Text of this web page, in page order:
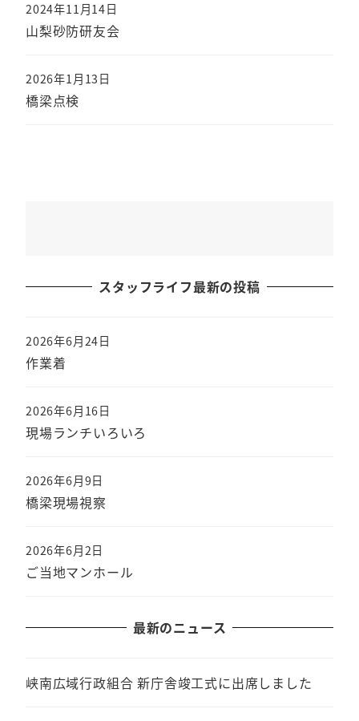
山梨砂防研友会
2024年11月14日
橋梁点検
2026年1月13日
スタッフライフ最新の投稿
作業着
2026年6月24日
現場ランチいろいろ
2026年6月16日
橋梁現場視察
2026年6月9日
ご当地マンホール
2026年6月2日
最新のニュース
峡南広域行政組合 新庁舎竣工式に出席しました